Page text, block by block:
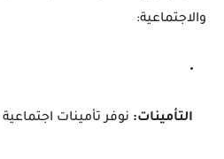
والاجتماعية:
التأمينات: نوفر تأمينات